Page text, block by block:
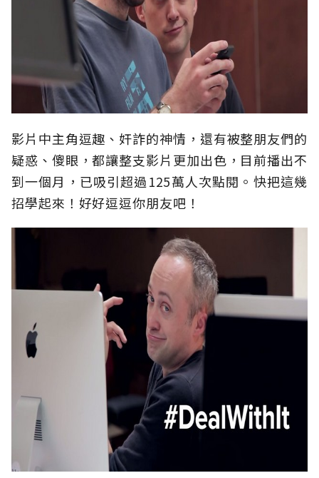
影片中主角逗趣、奸詐的神情，還有被整朋友們的
疑惑、傻眼，都讓整支影片更加出色，目前播出不
到一個月，已吸引超過125萬人次點閱。快把這幾
招學起來！好好逗逗你朋友吧！